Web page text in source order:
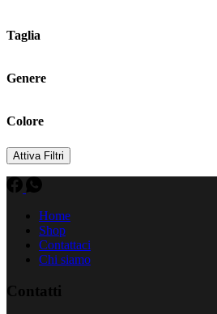
Taglia
Genere
Colore
Attiva Filtri
Home
Shop
Contattaci
Chi siamo
Contatti